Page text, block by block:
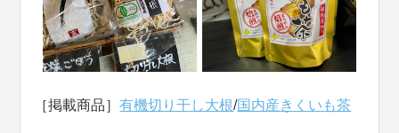
［掲載商品］有機切り干し大根/国内産きくいも茶